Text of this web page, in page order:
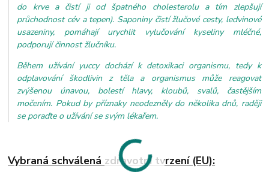
do krve a čistí ji od špatného cholesterolu a tím zlepšují
průchodnost cév a tepen). Saponiny čistí žlučové cesty, ledvinové
usazeniny, pomáhají urychlit vylučování kyseliny mléčné,
podporují činnost žlučníku.
Během užívání yuccy dochází k detoxikaci organismu, tedy k
odplavování škodlivin z těla a organismus může reagovat
zvýšenou únavou, bolestí hlavy, kloubů, svalů, častějším
močením. Pokud by příznaky neodezněly do několika dnů, raději
se poraďte o užívání se svým lékařem.
Vybraná schválená zdravotní tvrzení (EU):